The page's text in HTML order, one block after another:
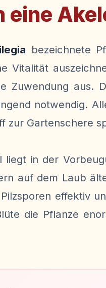
eine
bezeichnete
Vitalität
Zuwendung aus.
notwendig.
zur Gartenschere
liegt in der
auf dem Laub
effektiv
die Pflanze